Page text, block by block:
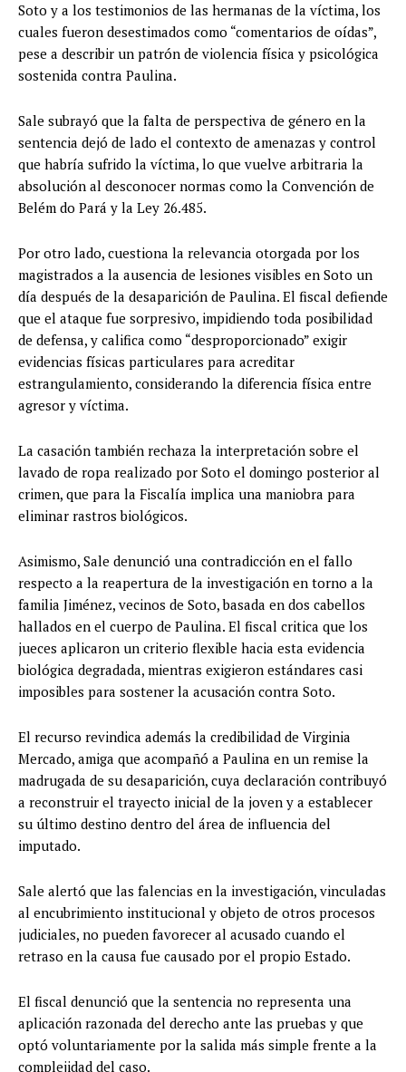
Soto y a los testimonios de las hermanas de la víctima, los
cuales fueron desestimados como “comentarios de oídas”,
pese a describir un patrón de violencia física y psicológica
sostenida contra Paulina.
Sale subrayó que la falta de perspectiva de género en la
sentencia dejó de lado el contexto de amenazas y control
que habría sufrido la víctima, lo que vuelve arbitraria la
absolución al desconocer normas como la Convención de
Belém do Pará y la Ley 26.485.
Por otro lado, cuestiona la relevancia otorgada por los
magistrados a la ausencia de lesiones visibles en Soto un
día después de la desaparición de Paulina. El fiscal defiende
que el ataque fue sorpresivo, impidiendo toda posibilidad
de defensa, y califica como “desproporcionado” exigir
evidencias físicas particulares para acreditar
estrangulamiento, considerando la diferencia física entre
agresor y víctima.
La casación también rechaza la interpretación sobre el
lavado de ropa realizado por Soto el domingo posterior al
crimen, que para la Fiscalía implica una maniobra para
eliminar rastros biológicos.
Asimismo, Sale denunció una contradicción en el fallo
respecto a la reapertura de la investigación en torno a la
familia Jiménez, vecinos de Soto, basada en dos cabellos
hallados en el cuerpo de Paulina. El fiscal critica que los
jueces aplicaron un criterio flexible hacia esta evidencia
biológica degradada, mientras exigieron estándares casi
imposibles para sostener la acusación contra Soto.
El recurso revindica además la credibilidad de Virginia
Mercado, amiga que acompañó a Paulina en un remise la
madrugada de su desaparición, cuya declaración contribuyó
a reconstruir el trayecto inicial de la joven y a establecer
su último destino dentro del área de influencia del
imputado.
Sale alertó que las falencias en la investigación, vinculadas
al encubrimiento institucional y objeto de otros procesos
judiciales, no pueden favorecer al acusado cuando el
retraso en la causa fue causado por el propio Estado.
El fiscal denunció que la sentencia no representa una
aplicación razonada del derecho ante las pruebas y que
optó voluntariamente por la salida más simple frente a la
complejidad del caso.